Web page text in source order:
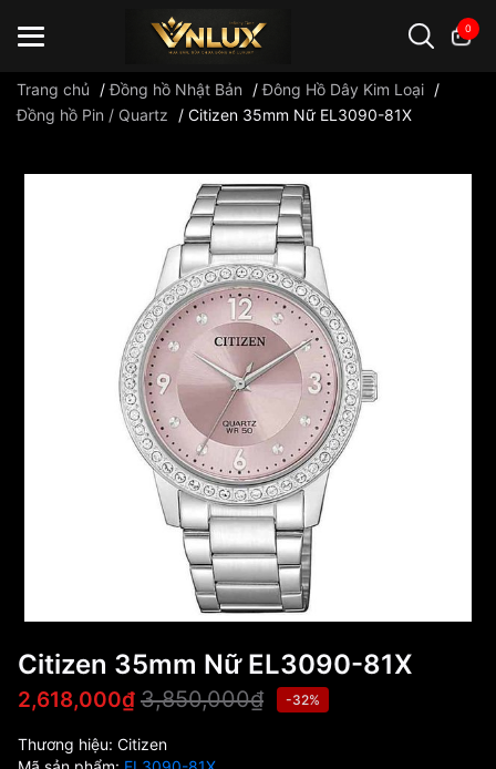
0
Trang chủ /Đồng hồ Nhật Bản /Đông Hồ Dây Kim Loại /
Đồng hồ Pin / Quartz
/ Citizen 35mm Nữ EL3090-81X
Citizen 35mm Nữ EL3090-81X
2,618,000₫ 3,850,000₫ -32%
Thương hiệu: Citizen